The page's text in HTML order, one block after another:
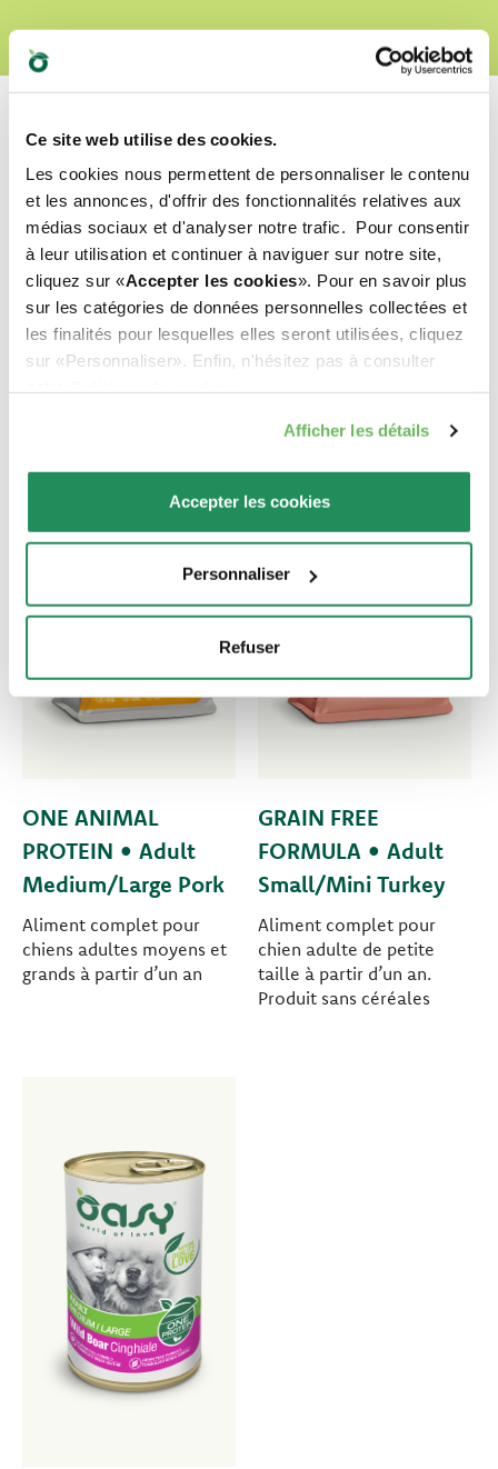
Ce site web utilise des cookies.
Les cookies nous permettent de personnaliser le contenu
et les annonces, d'offrir des fonctionnalités relatives aux
médias sociaux et d'analyser notre trafic. Pour consentir
à leur utilisation et continuer à naviguer sur notre site,
cliquez sur «Accepter les cookies». Pour en savoir plus
sur les catégories de données personnelles collectées et
les finalités pour lesquelles elles seront utilisées, cliquez
sur «Personnaliser». Enfin, n'hésitez pas à consulter
Afficher les détails
Accepter les cookies
Personnaliser
Refuser
Quel est leur préféré ?
Découvrez nos meilleurs produits pour votre
animal de compagnie !
ONE ANIMAL
PROTEIN • Adult
Medium/Large Pork
Aliment complet pour
chiens adultes moyens et
grands à partir d’un an
GRAIN FREE
FORMULA • Adult
Small/Mini Turkey
Aliment complet pour
chien adulte de petite
taille à partir d’un an.
Produit sans céréales